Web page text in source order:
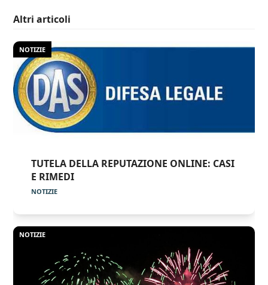
Altri articoli
NOTIZIE
TUTELA DELLA REPUTAZIONE ONLINE: CASI
E RIMEDI
NOTIZIE
NOTIZIE